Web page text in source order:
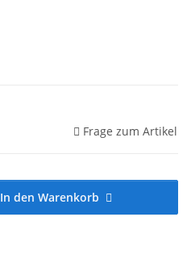
Frage zum Artikel
In den Warenkorb